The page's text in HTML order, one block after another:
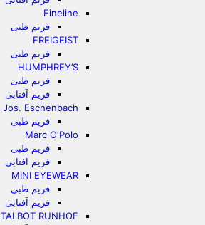
Fineline
فریم طبی
FREIGEIST
فریم طبی
HUMPHREY’S
فریم طبی
فریم آفتابی
Jos. Eschenbach
فریم طبی
Marc O‘Polo
فریم طبی
فریم آفتابی
MINI EYEWEAR
فریم طبی
فریم آفتابی
TALBOT RUNHOF